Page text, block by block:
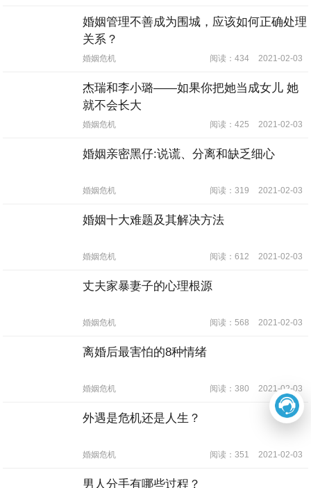
婚姻管理不善成为围城，应该如何正确处理
关系？
婚姻危机 阅读：434 2021-02-03
杰瑞和李小璐——如果你把她当成女儿 她
就不会长大
婚姻危机 阅读：425 2021-02-03
婚姻亲密黑仔:说谎、分离和缺乏细心
婚姻危机 阅读：319 2021-02-03
婚姻十大难题及其解决方法
婚姻危机 阅读：612 2021-02-03
丈夫家暴妻子的心理根源
婚姻危机 阅读：568 2021-02-03
离婚后最害怕的8种情绪
婚姻危机 阅读：380 2021-02-03
外遇是危机还是人生？
婚姻危机 阅读：351 2021-02-03
男人分手有哪些过程？